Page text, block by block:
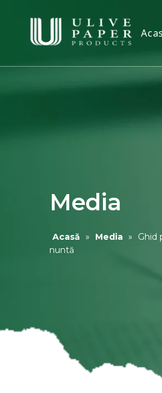
Media
Acasă » Media »
Ghid
nuntă